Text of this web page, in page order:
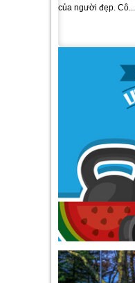
của người đẹp. Cô...